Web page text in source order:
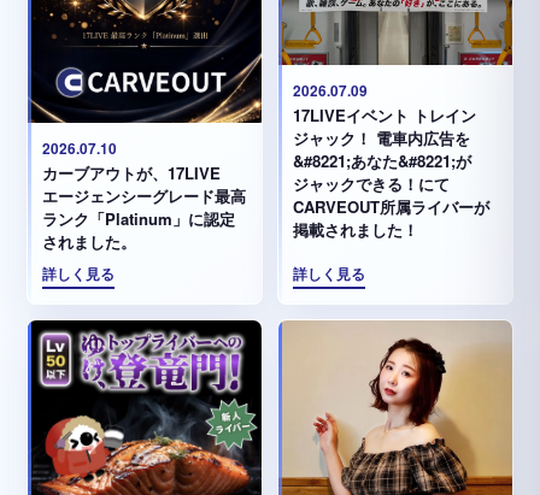
2026.07.10
カーブアウトが、17LIVE
エージェンシーグレード最高
ランク「Platinum」に認定
されました。
詳しく見る
2026.07.09
17LIVEイベント トレイン
ジャック！ 電車内広告を
&#8221;あなた&#8221;が
ジャックできる！にて
CARVEOUT所属ライバーが
掲載されました！
詳しく見る